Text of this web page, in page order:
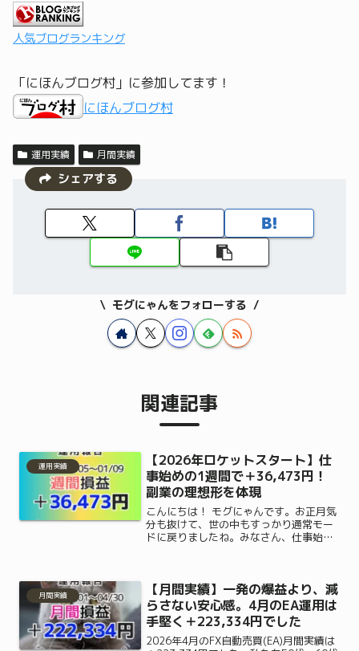
人気ブログランキング
「にほんブログ村」に参加してます！
にほんブログ村
運用実績 月間実績
シェアする
モグにゃんをフォローする
関連記事
運用実績
【2026年ロケットスタート】仕
事始めの1週間で＋36,473円！
副業の理想形を体現
こんにちは！ モグにゃんです。お正月気
分も抜けて、世の中もすっかり通常モー
ドに戻りましたね。みなさん、仕事始め
報告です。...
月間実績
【月間実績】一発の爆益より、減
らさない安心感。4月のEA運用は
手堅く＋223,334円でした
2026年4月のFX自動売買(EA)月間実績は